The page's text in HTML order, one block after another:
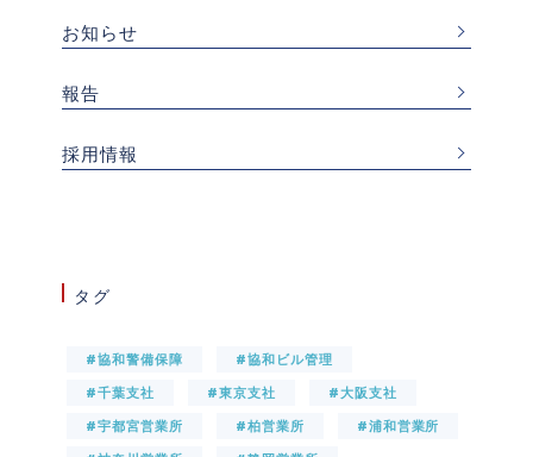
お知らせ
報告
採用情報
タグ
#協和警備保障
#協和ビル管理
#千葉支社
#東京支社
#大阪支社
#宇都宮営業所
#柏営業所
#浦和営業所